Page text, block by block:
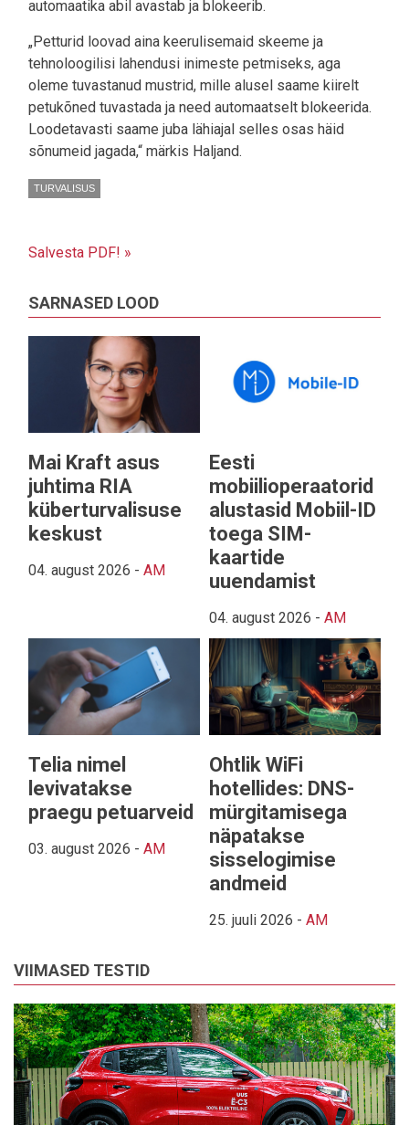
automaatika abil avastab ja blokeerib.
„Petturid loovad aina keerulisemaid skeeme ja
tehnoloogilisi lahendusi inimeste petmiseks, aga
oleme tuvastanud mustrid, mille alusel saame kiirelt
petukõned tuvastada ja need automaatselt blokeerida.
Loodetavasti saame juba lähiajal selles osas häid
sõnumeid jagada,“ märkis Haljand.
TURVALISUS
Salvesta PDF! »
SARNASED LOOD
Mai Kraft asus
juhtima RIA
küberturvalisuse
keskust
04. august 2026 - AM
Eesti
mobiilioperaatorid
alustasid Mobiil-ID
toega SIM-
kaartide
uuendamist
04. august 2026 - AM
Telia nimel
levivatakse
praegu petuarveid
03. august 2026 - AM
Ohtlik WiFi
hotellides: DNS-
mürgitamisega
näpatakse
sisselogimise
andmeid
25. juuli 2026 - AM
VIIMASED TESTID